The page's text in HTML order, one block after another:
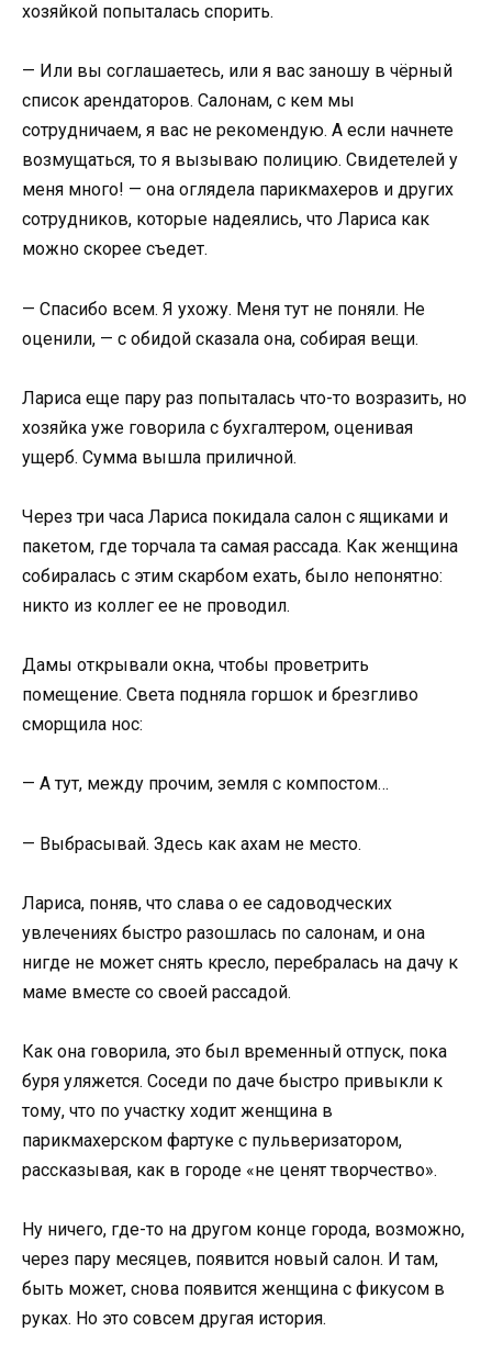
хозяйкой попыталась спорить.
— Или вы соглашаетесь, или я вас заношу в чёрный
список арендаторов. Салонам, с кем мы
сотрудничаем, я вас не рекомендую. А если начнете
возмущаться, то я вызываю полицию. Свидетелей у
меня много! — она оглядела парикмахеров и других
сотрудников, которые надеялись, что Лариса как
можно скорее съедет.
— Спасибо всем. Я ухожу. Меня тут не поняли. Не
оценили, — с обидой сказала она, собирая вещи.
Лариса еще пару раз попыталась что-то возразить, но
хозяйка уже говорила с бухгалтером, оценивая
ущерб. Сумма вышла приличной.
Через три часа Лариса покидала салон с ящиками и
пакетом, где торчала та самая рассада. Как женщина
собиралась с этим скарбом ехать, было непонятно:
никто из коллег ее не проводил.
Дамы открывали окна, чтобы проветрить
помещение. Света подняла горшок и брезгливо
сморщила нос:
— А тут, между прочим, земля с компостом…
— Выбрасывай. Здесь как ахам не место.
Лариса, поняв, что слава о ее садоводческих
увлечениях быстро разошлась по салонам, и она
нигде не может снять кресло, перебралась на дачу к
маме вместе со своей рассадой.
Как она говорила, это был временный отпуск, пока
буря уляжется. Соседи по даче быстро привыкли к
тому, что по участку ходит женщина в
парикмахерском фартуке с пульверизатором,
рассказывая, как в городе «не ценят творчество».
Ну ничего, где-то на другом конце города, возможно,
через пару месяцев, появится новый салон. И там,
быть может, снова появится женщина с фикусом в
руках. Но это совсем другая история.